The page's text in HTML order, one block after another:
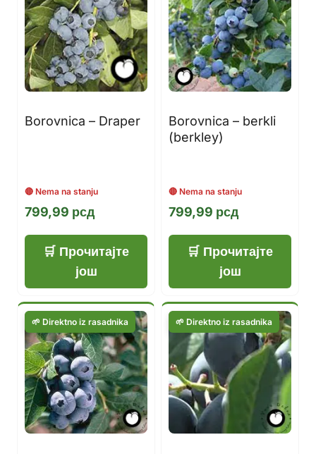
Borovnica – Draper
799,99 рсд
Прочитајте
још
Borovnica – berkli
(berkley)
799,99 рсд
Прочитајте
још